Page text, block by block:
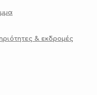
& εκδρομές